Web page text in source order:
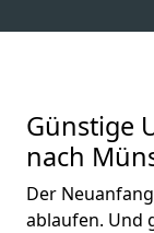
Günstige
nach
Der
ablaufen. Und